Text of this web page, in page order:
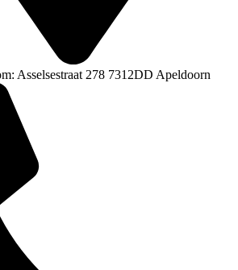
Asselsestraat 278 7312DD Apeldoorn